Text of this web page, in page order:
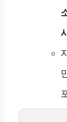
시